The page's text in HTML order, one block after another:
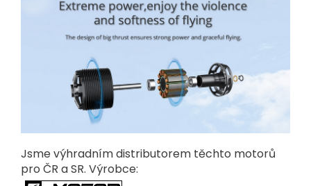
Jsme výhradním distributorem těchto motorů
pro ČR a SR. Výrobce: